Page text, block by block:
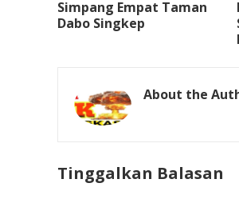
Simpang Empat Taman
Dabo Singkep
About the
Tinggalkan Balasan